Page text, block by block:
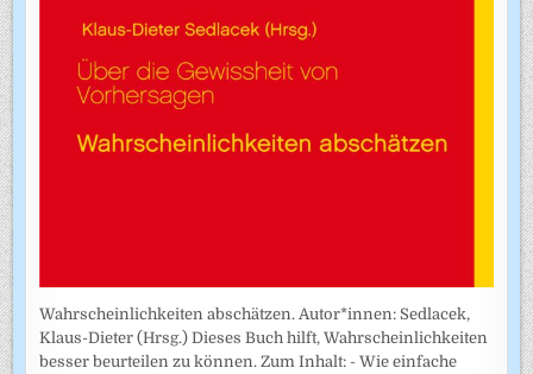
Wahrscheinlichkeiten abschätzen. Autor*innen: Sedlacek,
Klaus-Dieter (Hrsg.) Dieses Buch hilft, Wahrscheinlichkeiten
besser beurteilen zu können. Zum Inhalt: - Wie einfache